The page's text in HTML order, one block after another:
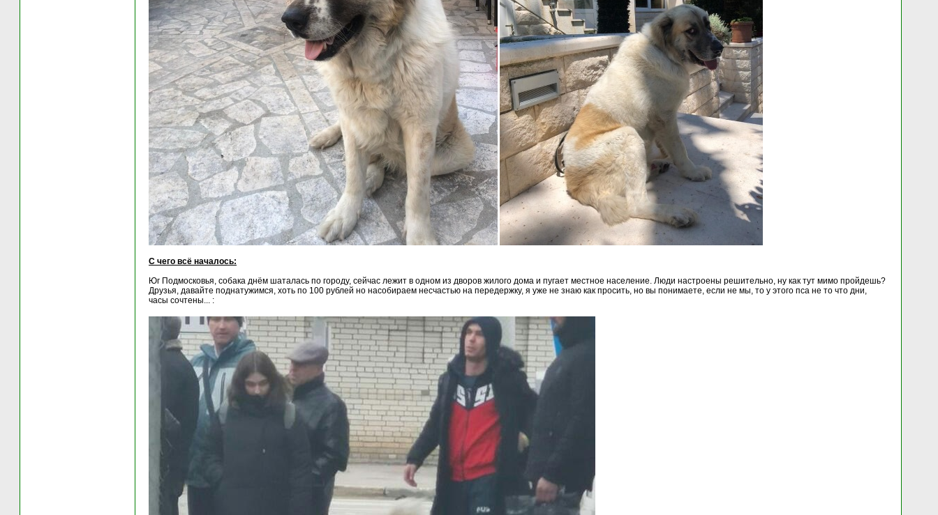
С чего всё началось:
Юг Подмосковья, собака днём шаталась по городу, сейчас лежит в одном из дворов жилого дома и пугает местное население. Люди настроены решительно, ну как тут мимо пройдешь?
Друзья, давайте поднатужимся, хоть по 100 рублей но насобираем несчастью на передержку, я уже не знаю как просить, но вы понимаете, если не мы, то у этого пса не то что дни,
часы сочтены... :